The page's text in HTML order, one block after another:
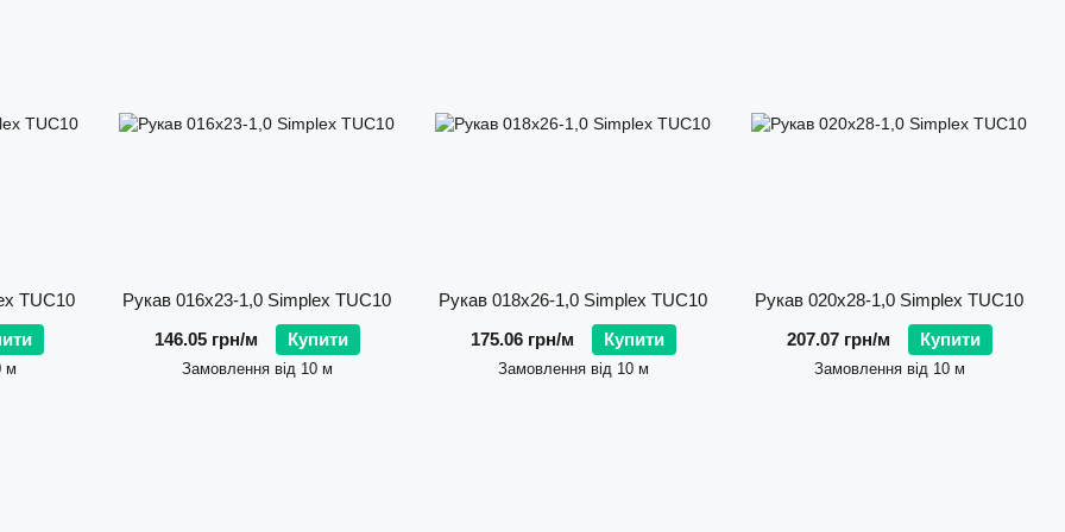
підвищені навантаження та зберігають гнучкість при знижених температурах.
хімічна інертність, що гарантує безпечне транспортування агресивних рідин та газів;
довговічність, перевірена на практиці.
🧪 Серія MPC-EPDM — рішення для агресивних середовищ
TUC10
м
Рукав 016х23-1,0 Simplex TUC10
146.05 грн/м
Купити
Замовлення від 10 м
Рукав 018х26-1,0 Simplex TUC10
175.06 грн/м
Купити
Замовлення від 10 м
Рукав 020х28-1,0 Simplex TUC10
207.07 грн/м
Купити
Замовлення від 10 м